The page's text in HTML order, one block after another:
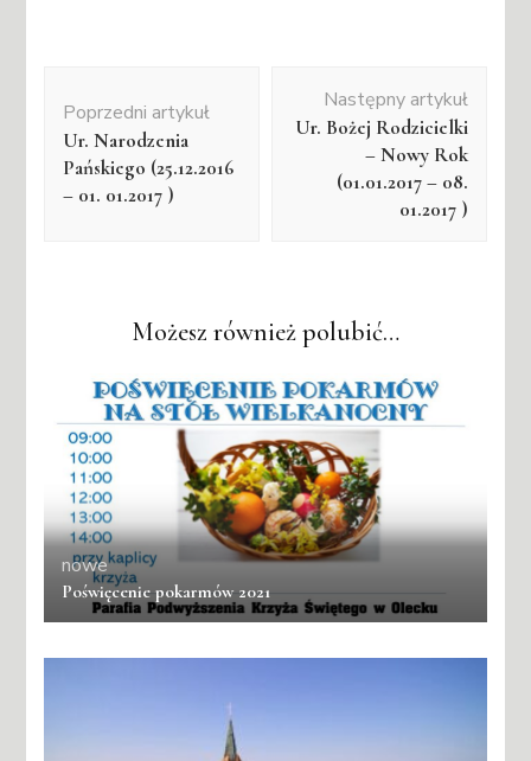
wpisu
Poprzedni artykuł
Ur. Narodzenia
Pańskiego (25.12.2016
– 01. 01.2017 )
Następny artykuł
Ur. Bożej Rodzicielki
– Nowy Rok
(01.01.2017 – 08.
01.2017 )
Możesz również polubić…
nowe
Poświęcenie pokarmów 2021